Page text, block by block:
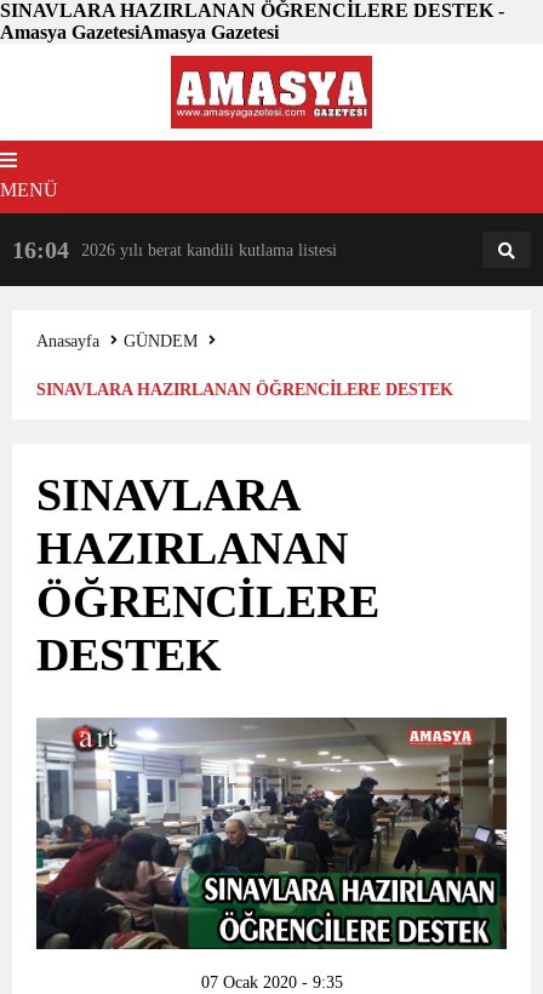
SINAVLARA HAZIRLANAN ÖĞRENCİLERE DESTEK -
Amasya GazetesiAmasya Gazetesi
MENÜ
16:04 2026 yılı berat kandili kutlama listesi 18:31
Anasayfa
GÜNDEM
SINAVLARA HAZIRLANAN ÖĞRENCİLERE DESTEK
SINAVLARA
HAZIRLANAN
ÖĞRENCİLERE
DESTEK
07 Ocak 2020 - 9:35